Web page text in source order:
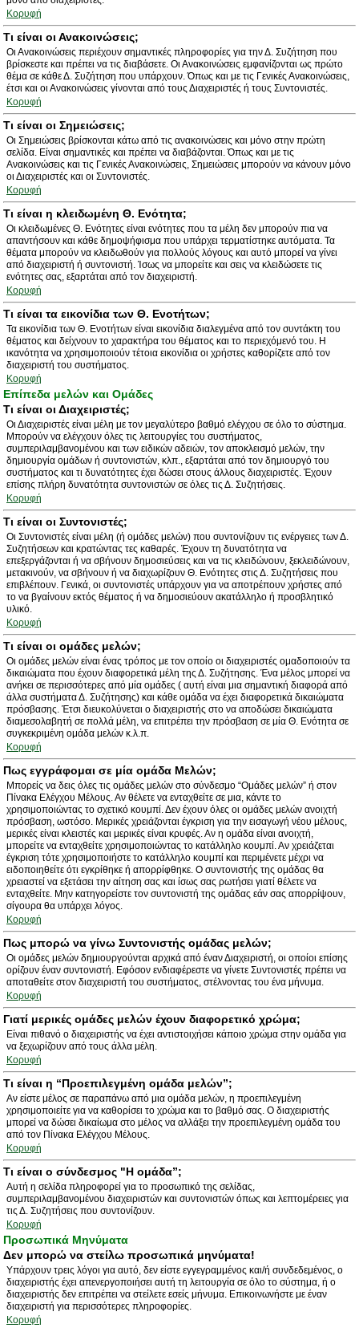
Κορυφή
Τι είναι οι Ανακοινώσεις;
Οι Ανακοινώσεις περιέχουν σημαντικές πληροφορίες για την Δ. Συζήτηση που
βρίσκεστε και πρέπει να τις διαβάσετε. Οι Ανακοινώσεις εμφανίζονται ως πρώτο
θέμα σε κάθε Δ. Συζήτηση που υπάρχουν. Όπως και με τις Γενικές Ανακοινώσεις,
έτσι και οι Ανακοινώσεις γίνονται από τους Διαχειριστές ή τους Συντονιστές.
Κορυφή
Τι είναι οι Σημειώσεις;
Οι Σημειώσεις βρίσκονται κάτω από τις ανακοινώσεις και μόνο στην πρώτη
σελίδα. Είναι σημαντικές και πρέπει να διαβάζονται. Όπως και με τις
Ανακοινώσεις και τις Γενικές Ανακοινώσεις, Σημειώσεις μπορούν να κάνουν μόνο
οι Διαχειριστές και οι Συντονιστές.
Κορυφή
Τι είναι η κλειδωμένη Θ. Ενότητα;
Οι κλειδωμένες Θ. Ενότητες είναι ενότητες που τα μέλη δεν μπορούν πια να
απαντήσουν και κάθε δημοψήφισμα που υπάρχει τερματίστηκε αυτόματα. Τα
θέματα μπορούν να κλειδωθούν για πολλούς λόγους και αυτό μπορεί να γίνει
από διαχειριστή ή συντονιστή. Ίσως να μπορείτε και σεις να κλειδώσετε τις
ενότητες σας, εξαρτάται από τον διαχειριστή.
Κορυφή
Τι είναι τα εικονίδια των Θ. Ενοτήτων;
Τα εικονίδια των Θ. Ενοτήτων είναι εικονίδια διαλεγμένα από τον συντάκτη του
θέματος και δείχνουν το χαρακτήρα του θέματος και το περιεχόμενό του. Η
ικανότητα να χρησιμοποιούν τέτοια εικονίδια οι χρήστες καθορίζετε από τον
διαχειριστή του συστήματος.
Κορυφή
Επίπεδα μελών και Ομάδες
Τι είναι οι Διαχειριστές;
Οι Διαχειριστές είναι μέλη με τον μεγαλύτερο βαθμό ελέγχου σε όλο το σύστημα.
Μπορούν να ελέγχουν όλες τις λειτουργίες του συστήματος,
συμπεριλαμβανομένου και των ειδικών αδειών, τον αποκλεισμό μελών, την
δημιουργία ομάδων ή συντονιστών, κλπ., εξαρτάται από τον δημιουργό του
συστήματος και τι δυνατότητες έχει δώσει στους άλλους διαχειριστές. Έχουν
επίσης πλήρη δυνατότητα συντονιστών σε όλες τις Δ. Συζητήσεις.
Κορυφή
Τι είναι οι Συντονιστές;
Οι Συντονιστές είναι μέλη (ή ομάδες μελών) που συντονίζουν τις ενέργειες των Δ.
Συζητήσεων και κρατώντας τες καθαρές. Έχουν τη δυνατότητα να
επεξεργάζονται ή να σβήνουν δημοσιεύσεις και να τις κλειδώνουν, ξεκλειδώνουν,
μετακινούν, να σβήνουν ή να διαχωρίζουν Θ. Ενότητες στις Δ. Συζητήσεις που
επιβλέπουν. Γενικά, οι συντονιστές υπάρχουν για να αποτρέπουν χρήστες από
το να βγαίνουν εκτός θέματος ή να δημοσιεύουν ακατάλληλο ή προσβλητικό
υλικό.
Κορυφή
Τι είναι οι ομάδες μελών;
Οι ομάδες μελών είναι ένας τρόπος με τον οποίο οι διαχειριστές ομαδοποιούν τα
δικαιώματα που έχουν διαφορετικά μέλη της Δ. Συζήτησης. Ένα μέλος μπορεί να
ανήκει σε περισσότερες από μία ομάδες ( αυτή είναι μια σημαντική διαφορά από
άλλα συστήματα Δ. Συζήτησης) και κάθε ομάδα να έχει διαφορετικά δικαιώματα
πρόσβασης. Έτσι διευκολύνεται ο διαχειριστής στο να αποδώσει δικαιώματα
διαμεσολαβητή σε πολλά μέλη, να επιτρέπει την πρόσβαση σε μία Θ. Ενότητα σε
συγκεκριμένη ομάδα μελών κ.λ.π.
Κορυφή
Πως εγγράφομαι σε μία ομάδα Μελών;
Μπορείς να δεις όλες τις ομάδες μελών στο σύνδεσμο “Ομάδες μελών” ή στον
Πίνακα Ελέγχου Μέλους. Αν θέλετε να ενταχθείτε σε μια, κάντε το
χρησιμοποιώντας το σχετικό κουμπί. Δεν έχουν όλες οι ομάδες μελών ανοιχτή
πρόσβαση, ωστόσο. Μερικές χρειάζονται έγκριση για την εισαγωγή νέου μέλους,
μερικές είναι κλειστές και μερικές είναι κρυφές. Αν η ομάδα είναι ανοιχτή,
μπορείτε να ενταχθείτε χρησιμοποιώντας το κατάλληλο κουμπί. Αν χρειάζεται
έγκριση τότε χρησιμοποιήστε το κατάλληλο κουμπί και περιμένετε μέχρι να
ειδοποιηθείτε ότι εγκρίθηκε ή απορρίφθηκε. Ο συντονιστής της ομάδας θα
χρειαστεί να εξετάσει την αίτηση σας και ίσως σας ρωτήσει γιατί θέλετε να
ενταχθείτε. Μην κατηγορείστε τον συντονιστή της ομάδας εάν σας απορρίψουν,
σίγουρα θα υπάρχει λόγος.
Κορυφή
Πως μπορώ να γίνω Συντονιστής ομάδας μελών;
Οι ομάδες μελών δημιουργούνται αρχικά από έναν Διαχειριστή, οι οποίοι επίσης
ορίζουν έναν συντονιστή. Εφόσον ενδιαφέρεστε να γίνετε Συντονιστές πρέπει να
αποταθείτε στον διαχειριστή του συστήματος, στέλνοντας του ένα μήνυμα.
Κορυφή
Γιατί μερικές ομάδες μελών έχουν διαφορετικό χρώμα;
Είναι πιθανό ο διαχειριστής να έχει αντιστοιχήσει κάποιο χρώμα στην ομάδα για
να ξεχωρίζουν από τους άλλα μέλη.
Κορυφή
Τι είναι η “Προεπιλεγμένη ομάδα μελών”;
Αν είστε μέλος σε παραπάνω από μια ομάδα μελών, η προεπιλεγμένη
χρησιμοποιείτε για να καθορίσει το χρώμα και το βαθμό σας. Ο διαχειριστής
μπορεί να δώσει δικαίωμα στο μέλος να αλλάξει την προεπιλεγμένη ομάδα του
από τον Πίνακα Ελέγχου Μέλους.
Κορυφή
Τι είναι ο σύνδεσμος "Η ομάδα”;
Αυτή η σελίδα πληροφορεί για το προσωπικό της σελίδας,
συμπεριλαμβανομένου διαχειριστών και συντονιστών όπως και λεπτομέρειες για
τις Δ. Συζητήσεις που συντονίζουν.
Κορυφή
Προσωπικά Μηνύματα
Δεν μπορώ να στείλω προσωπικά μηνύματα!
Υπάρχουν τρεις λόγοι για αυτό, δεν είστε εγγεγραμμένος και/ή συνδεδεμένος, ο
διαχειριστής έχει απενεργοποιήσει αυτή τη λειτουργία σε όλο το σύστημα, ή ο
διαχειριστής δεν επιτρέπει να στείλετε εσείς μήνυμα. Επικοινωνήστε με έναν
διαχειριστή για περισσότερες πληροφορίες.
Κορυφή